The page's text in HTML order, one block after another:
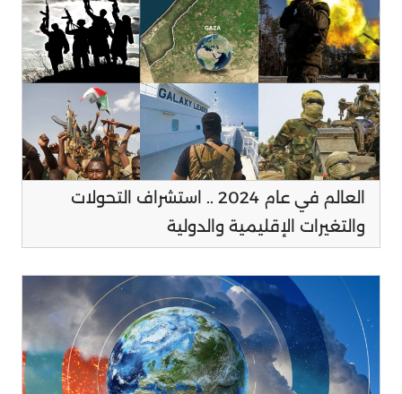
العالم في عام 2024 .. استشراف التحولات
والتغيرات الإقليمية والدولية